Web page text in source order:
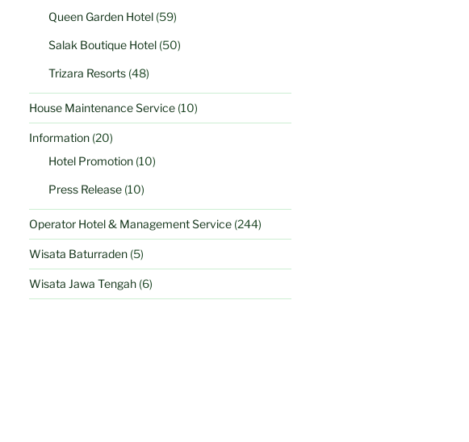
Queen Garden Hotel(59)
Salak Boutique Hotel(50)
Trizara Resorts(48)
House Maintenance Service(10)
Information(20)
Hotel Promotion(10)
Press Release(10)
Operator Hotel & Management Service(244)
Wisata Baturraden(5)
Wisata Jawa Tengah(6)